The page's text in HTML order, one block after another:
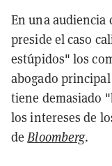
En una audiencia
preside el caso
estúpidos" los
abogado
tiene demasiado
los intereses de
deBloomberg.